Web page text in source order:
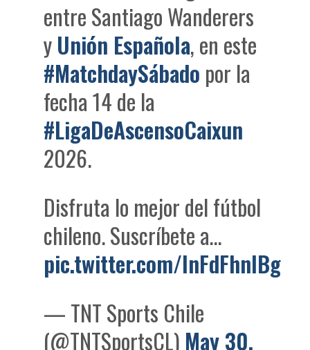
entre Santiago Wanderers
yUnión Española, en este
#MatchdaySábado por la
fecha 14 de la
#LigaDeAscensoCaixun
2026.
Disfruta lo mejor del fútbol
chileno. Suscríbete a…
pic.twitter.com/lnFdFhnlBg
— TNT Sports Chile
(@TNTSportsCL) May 30,